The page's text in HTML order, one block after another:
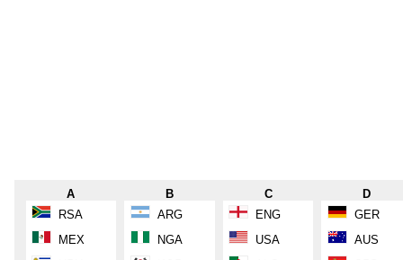
A
RSA
MEX
B
ARG
NGA
C
ENG
USA
D
GER
AUS